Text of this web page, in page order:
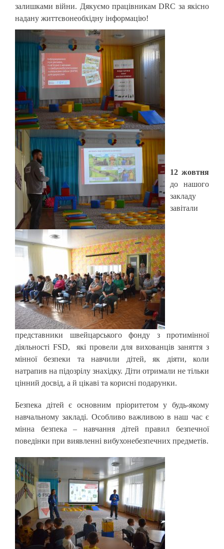
залишками війни. Дякуємо працівникам DRC за якісно
надану життєвонеобхідну інформацію!
12 жовтня
до нашого
закладу
завітали
представники швейцарського фонду з протимінної
діяльності FSD, які провели для вихованців заняття з
мінної безпеки та навчили дітей, як діяти, коли
натрапив на підозрілу знахідку. Діти отримали не тільки
цінний досвід, а й цікаві та корисні подарунки.
Безпека дітей є основним пріоритетом у будь-якому
навчальному закладі. Особливо важливою в наш час є
мінна безпека – навчання дітей правил безпечної
поведінки при виявленні вибухонебезпечних предметів.